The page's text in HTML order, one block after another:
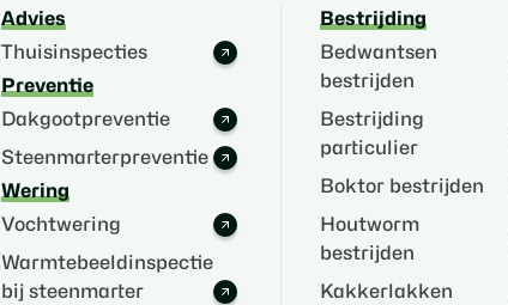
Advies
Thuisinspecties
Preventie
Dakgootpreventie
Steenmarterpreventie
Wering
Vochtwering
Warmtebeeldinspectie
bij steenmarter
Bestrijding
Bedwantsen
bestrijden
Bestrijding
particulier
Boktor bestrijden
Houtworm
bestrijden
Kakkerlakken